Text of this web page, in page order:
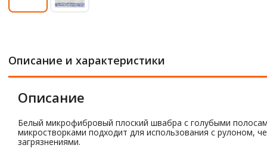
Описание и характеристики
Описание
Белый микрофибровый плоский швабра с голубыми
микростворками подходит для использования с рулоном,
загрязнениями.